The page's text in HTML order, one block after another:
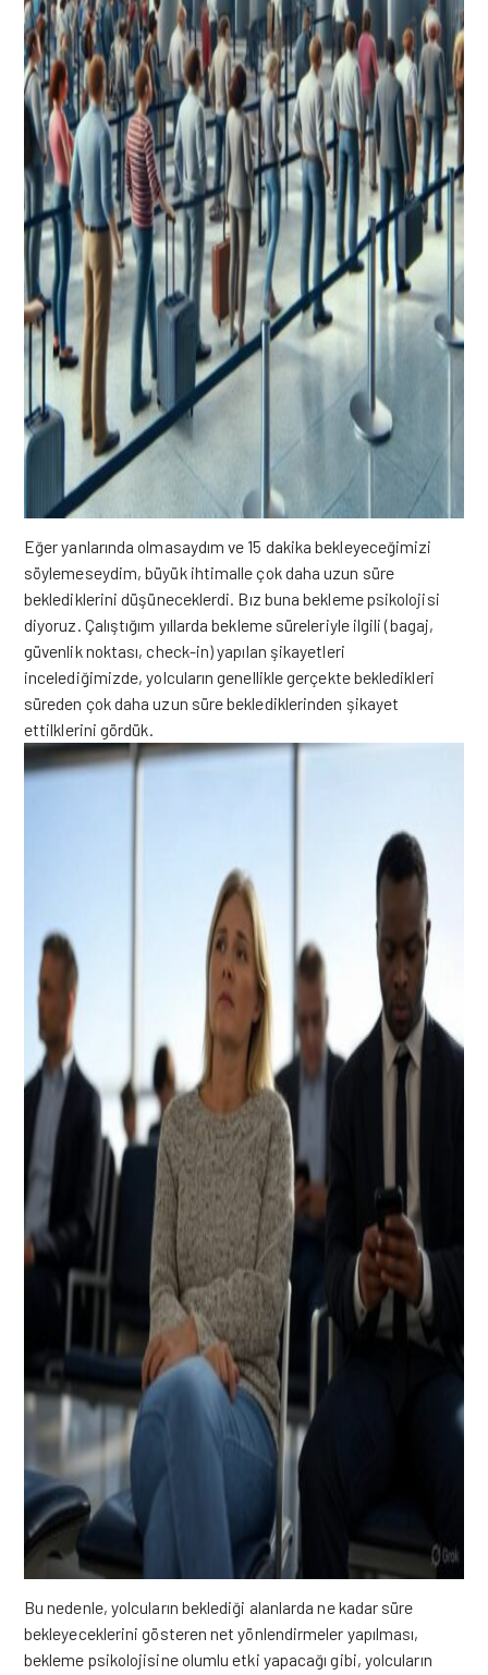
Eğer yanlarında olmasaydım ve 15 dakika bekleyeceğimizi
söylemeseydim, büyük ihtimalle çok daha uzun süre
beklediklerini düşüneceklerdi. Bız buna bekleme psikolojisi
diyoruz. Çalıştığım yıllarda bekleme süreleriyle ilgili (bagaj,
güvenlik noktası, check-in) yapılan şikayetleri
incelediğimizde, yolcuların genellikle gerçekte bekledikleri
süreden çok daha uzun süre beklediklerinden şikayet
ettilklerini gördük.
Bu nedenle, yolcuların beklediği alanlarda ne kadar süre
bekleyeceklerini gösteren net yönlendirmeler yapılması,
bekleme psikolojisine olumlu etki yapacağı gibi, yolcuların